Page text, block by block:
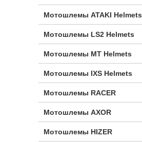
Мотошлемы ATAKI Helmets
Мотошлемы LS2 Helmets
Мотошлемы MT Helmets
Мотошлемы IXS Helmets
Мотошлемы RACER
Мотошлемы AXOR
Мотошлемы HIZER